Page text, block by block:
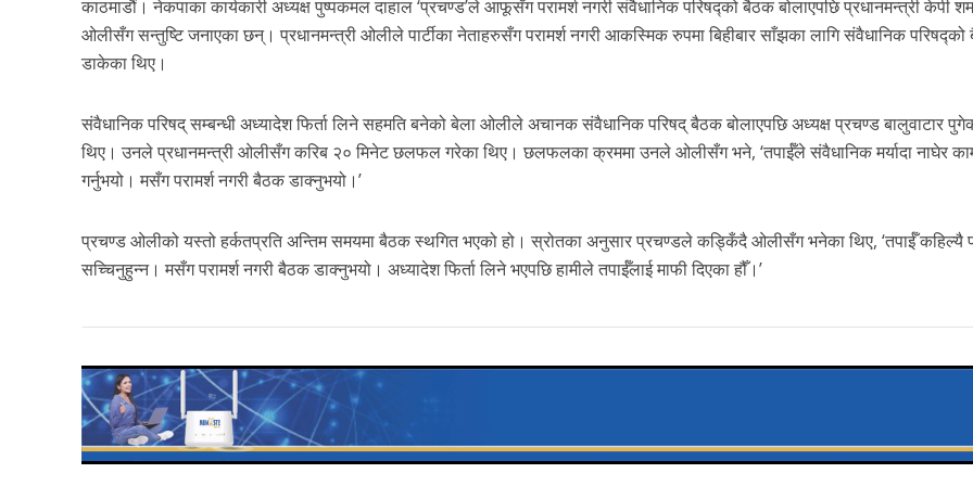
काठमाडौं। नेकपाका कार्यकारी अध्यक्ष पुष्पकमल दाहाल ‘प्रचण्ड’ले आफूसँग परामर्श नगरी संवैधानिक परिषद्को बैठक बोलाएपछि प्रधानमन्त्री केपी
ओलीसँग सन्तुष्टि जनाएका छन्। प्रधानमन्त्री ओलीले पार्टीका नेताहरुसँग परामर्श नगरी आकस्मिक रुपमा बिहीबार साँझका लागि संवैधानिक
डाकेका थिए।
संवैधानिक परिषद् सम्बन्धी अध्यादेश फिर्ता लिने सहमति बनेको बेला ओलीले अचानक संवैधानिक परिषद् बैठक बोलाएपछि अध्यक्ष प्रचण्ड बालुवाटार
थिए। उनले प्रधानमन्त्री ओलीसँग करिब २० मिनेट छलफल गरेका थिए। छलफलका क्रममा उनले ओलीसँग भने, ‘तपाईँले संवैधानिक मर्यादा नाघेर
गर्नुभयो। मसँग परामर्श नगरी बैठक डाक्नुभयो।’
प्रचण्ड ओलीको यस्तो हर्कतप्रति अन्तिम समयमा बैठक स्थगित भएको हो। स्रोतका अनुसार प्रचण्डले कड्किँदै ओलीसँग भनेका थिए, ‘तपाईँ कहिल्यै
सच्चिनुहुन्न। मसँग परामर्श नगरी बैठक डाक्नुभयो। अध्यादेश फिर्ता लिने भएपछि हामीले तपाईँलाई माफी दिएका हौँ।’